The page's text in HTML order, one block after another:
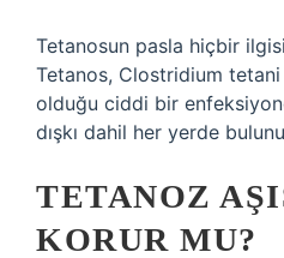
Tetanosun pasla hiçbir
Tetanos, Clostridium
olduğu ciddi bir
dışkı dahil her yerde
TETANOZ
KORUR MU?